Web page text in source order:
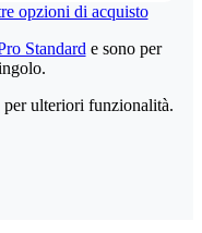
opzioni di acquisto
Standard e sono per
per ulteriori funzionalità.